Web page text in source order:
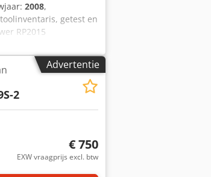
2008,
getest en
RP2015
1/4" F koppel: 2,0
gereedschappen voor
Advertentie
Vraag meer foto's aan
2
€ 750
EXW vraagprijs excl. btw